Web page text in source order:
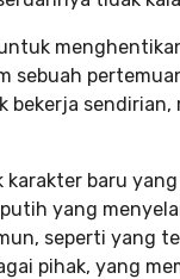
sebuah
sendirian,
baru
yang
seperti yang
pihak, yang